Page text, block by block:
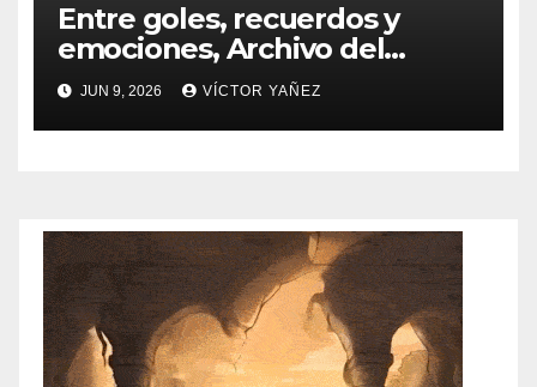
Entre goles, recuerdos y
emociones, Archivo del
PJEdomex inauguró
exposición
JUN 9, 2026 VÍCTOR YAÑEZ